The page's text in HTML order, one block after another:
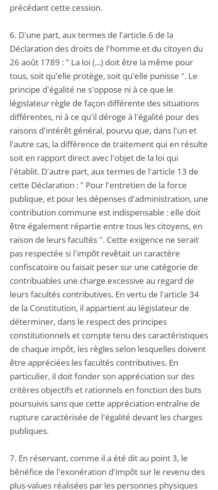
précédant cette cession.
6. D'une part, aux termes de l'article 6 de la
Déclaration des droits de l'homme et du citoyen du
26 août 1789 : " La loi (...) doit être la même pour
tous, soit qu'elle protège, soit qu'elle punisse ". Le
principe d'égalité ne s'oppose ni à ce que le
législateur règle de façon différente des situations
différentes, ni à ce qu'il déroge à l'égalité pour des
raisons d'intérêt général, pourvu que, dans l'un et
l'autre cas, la différence de traitement qui en résulte
soit en rapport direct avec l'objet de la loi qui
l'établit. D'autre part, aux termes de l'article 13 de
cette Déclaration : " Pour l'entretien de la force
publique, et pour les dépenses d'administration, une
contribution commune est indispensable : elle doit
être également répartie entre tous les citoyens, en
raison de leurs facultés ". Cette exigence ne serait
pas respectée si l'impôt revêtait un caractère
confiscatoire ou faisait peser sur une catégorie de
contribuables une charge excessive au regard de
leurs facultés contributives. En vertu de l'article 34
de la Constitution, il appartient au législateur de
déterminer, dans le respect des principes
constitutionnels et compte tenu des caractéristiques
de chaque impôt, les règles selon lesquelles doivent
être appréciées les facultés contributives. En
particulier, il doit fonder son appréciation sur des
critères objectifs et rationnels en fonction des buts
poursuivis sans que cette appréciation entraîne de
rupture caractérisée de l'égalité devant les charges
publiques.
7. En réservant, comme il a été dit au point 3, le
bénéfice de l'exonération d'impôt sur le revenu des
plus-values réalisées par les personnes physiques